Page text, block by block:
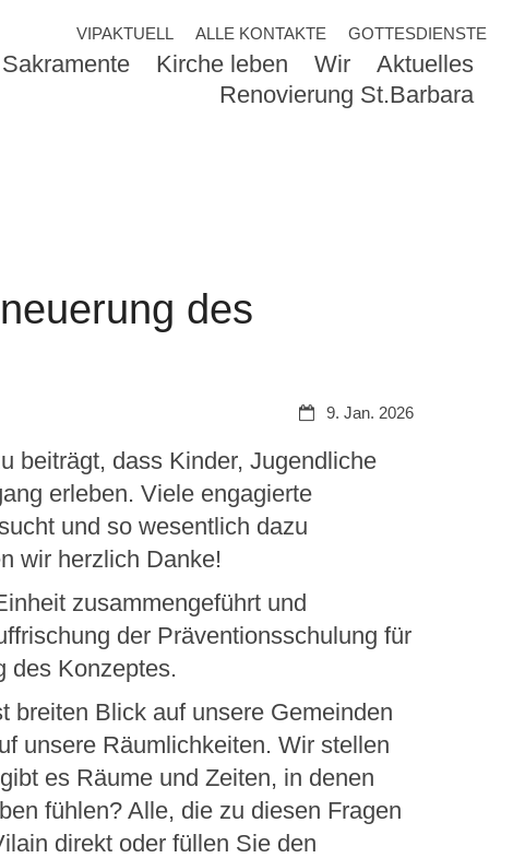
VIPAKTUELL ALLE KONTAKTE GOTTESDIENSTE
Kirche leben Wir
Aktuelles
Renovierung St.Barbara
des
Datum:9. Jan. 2026
beiträgt, dass Kinder, Jugendliche
erleben. Viele engagierte
und so wesentlich dazu
wir herzlich Danke!
zusammengeführt und
der Präventionsschulung für
des Konzeptes.
breiten Blick auf unsere Gemeinden
unsere Räumlichkeiten. Wir stellen
es Räume und Zeiten, in denen
fühlen? Alle, die zu diesen Fragen
direkt oder füllen Sie den